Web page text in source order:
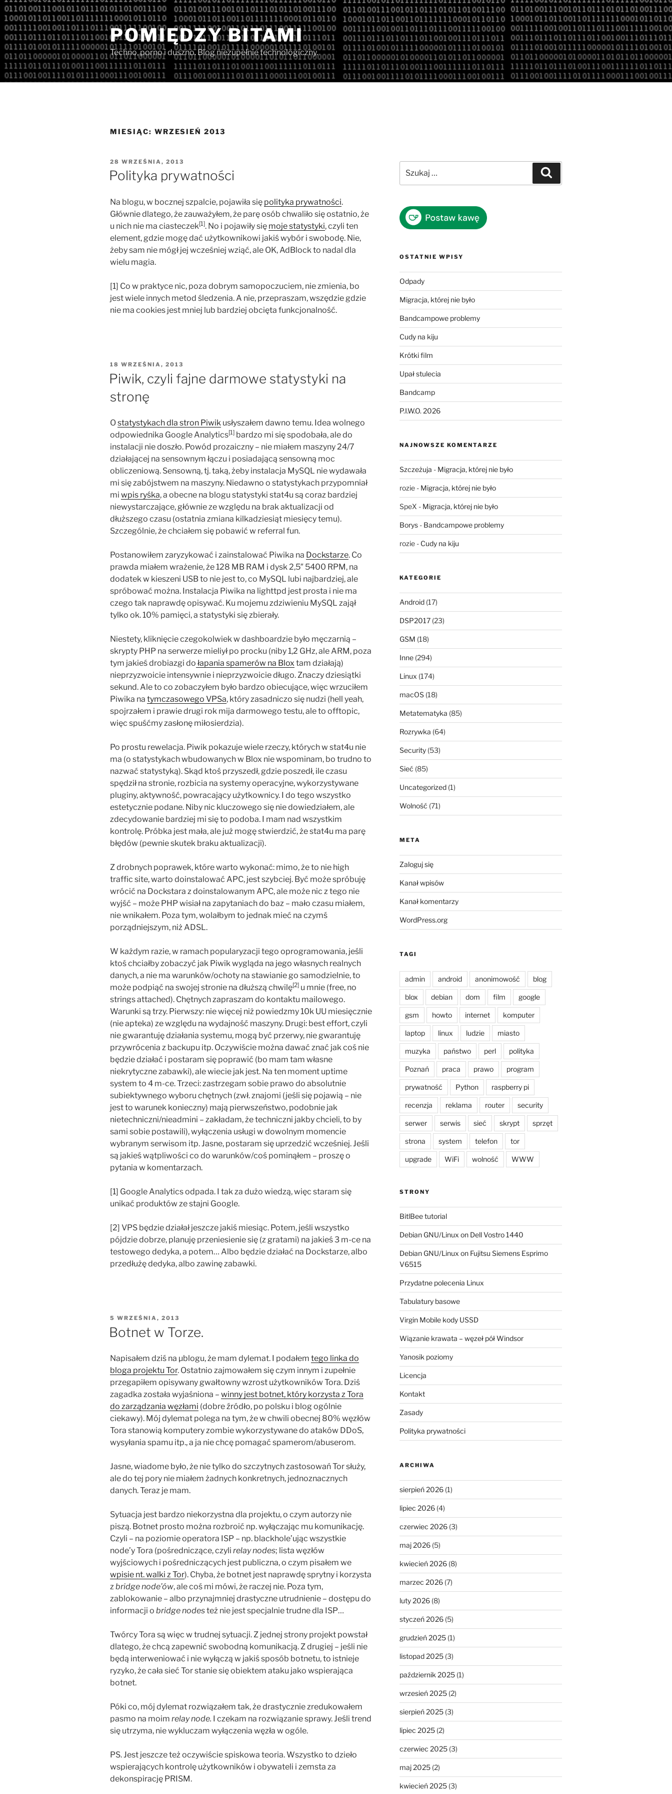
Przejdź
do
treści
POMIĘDZY BITAMI
Techno, porno i duszno. Blog niezupełnie technologiczny.
MIESIĄC: WRZESIEŃ 2013
OPUBLIKOWANE
W
28 WRZEŚNIA, 2013
Polityka prywatności
Na blogu, w bocznej szpalcie, pojawiła się polityka prywatności.
Głównie dlatego, że zauważyłem, że parę osób chwaliło się ostatnio, że
u nich nie ma ciasteczek[1]. No i pojawiły się moje statystyki, czyli ten
element, gdzie mogę dać użytkownikowi jakiś wybór i swobodę. Nie,
żeby sam nie mógł jej wcześniej wziąć, ale OK, AdBlock to nadal dla
wielu magia.
[1] Co w praktyce nic, poza dobrym samopoczuciem, nie zmienia, bo
jest wiele innych metod śledzenia. A nie, przepraszam, wszędzie gdzie
nie ma cookies jest mniej lub bardziej obcięta funkcjonalność.
OPUBLIKOWANE
18 WRZEŚNIA, 2013
Piwik, czyli fajne darmowe statystyki na
stronę
Ostatystykach dla stron Piwik usłyszałem dawno temu. Idea wolnego
odpowiednika Google Analytics[1] bardzo mi się spodobała, ale do
instalacji nie doszło. Powód prozaiczny – nie miałem maszyny 24/7
działającej na sensownym łączu i posiadającą sensowną moc
obliczeniową. Sensowną, tj. taką, żeby instalacja MySQL nie wydawała
mi się zabójstwem na maszyny. Niedawno o statystykach przypomniał
mi wpis ryśka, a obecne na blogu statystyki stat4u są coraz bardziej
niewystarczające, głównie ze względu na brak aktualizacji od
dłuższego czasu (ostatnia zmiana kilkadziesiąt miesięcy temu).
Szczególnie, że chciałem się pobawić w referral fun.
Postanowiłem zaryzykować i zainstalować Piwika na Dockstarze. Co
prawda miałem wrażenie, że 128 MB RAM i dysk 2,5″ 5400 RPM, na
dodatek w kieszeni USB to nie jest to, co MySQL lubi najbardziej, ale
spróbować można. Instalacja Piwika na lighttpd jest prosta i nie ma
czego tak naprawdę opisywać. Ku mojemu zdziwieniu MySQL zajął
tylko ok. 10% pamięci, a statystyki się zbierały.
Niestety, kliknięcie czegokolwiek w dashboardzie było męczarnią –
skrypty PHP na serwerze mieliył po procku (niby 1,2 GHz, ale ARM, poza
tym jakieś drobiazgi do łapania spamerów na Blox tam działają)
nieprzyzwoicie intensywnie i nieprzyzwoicie długo. Znaczy dziesiątki
sekund. Ale to co zobaczyłem było bardzo obiecujące, więc wrzuciłem
Piwika na tymczasowego VPSa, który zasadniczo się nudzi (hell yeah,
spojrzałem i prawie drugi rok mija darmowego testu, ale to offtopic,
więc spuśćmy zasłonę miłosierdzia).
Po prostu rewelacja. Piwik pokazuje wiele rzeczy, których w stat4u nie
ma (o statystykach wbudowanych w Blox nie wspominam, bo trudno to
nazwać statystyką). Skąd ktoś przyszedł, gdzie poszedł, ile czasu
spędził na stronie, rozbicia na systemy operacyjne, wykorzystywane
pluginy, aktywność, powracający użytkownicy. I do tego wszystko
estetycznie podane. Niby nic kluczowego się nie dowiedziałem, ale
zdecydowanie bardziej mi się to podoba. I mam nad wszystkim
kontrolę. Próbka jest mała, ale już mogę stwierdzić, że stat4u ma parę
błędów (pewnie skutek braku aktualizacji).
Z drobnych poprawek, które warto wykonać: mimo, że to nie high
traffic site, warto doinstalować APC, jest szybciej. Być może spróbuję
wrócić na Dockstara z doinstalowanym APC, ale może nic z tego nie
wyjść – może PHP wisiał na zapytaniach do baz – mało czasu miałem,
nie wnikałem. Poza tym, wolałbym to jednak mieć na czymś
porządniejszym, niż ADSL.
W każdym razie, w ramach popularyzacji tego oprogramowania, jeśli
ktoś chciałby zobaczyć jak Piwik wygląda na jego własnych realnych
danych, a nie ma warunków/ochoty na stawianie go samodzielnie, to
może podpiąć na swojej stronie na dłuższą chwilę[2] u mnie (free, no
strings attached). Chętnych zapraszam do kontaktu mailowego.
Warunki są trzy. Pierwszy: nie więcej niż powiedzmy 10k UU miesięcznie
(nie apteka) ze względu na wydajność maszyny. Drugi: best effort, czyli
nie gwarantuję działania systemu, mogą być przerwy, nie gwarantuję
przywrócenia z backupu itp. Oczywiście można dawać znać jak coś nie
będzie działać i postaram się poprawić (bo mam tam własne
niekrytyczne zabawki), ale wiecie jak jest. Na ten moment uptime
system to 4 m-ce. Trzeci: zastrzegam sobie prawo do absolutnie
subiektywnego wyboru chętnych (zwł. znajomi (jeśli się pojawią – nie
jest to warunek konieczny) mają pierwszeństwo, podobnie jak
nietechniczni/nieadmini – zakładam, że techniczni jakby chcieli, to by
sami sobie postawili), wyłączenia usługi w dowolnym momencie
wybranym serwisom itp. Jasne, postaram się uprzedzić wcześniej. Jeśli
są jakieś wątpliwości co do warunków/coś pominąłem – proszę o
pytania w komentarzach.
[1] Google Analytics odpada. I tak za dużo wiedzą, więc staram się
unikać produktów ze stajni Google.
[2] VPS będzie działał jeszcze jakiś miesiąc. Potem, jeśli wszystko
pójdzie dobrze, planuję przeniesienie się (z gratami) na jakieś 3 m-ce na
testowego dedyka, a potem… Albo będzie działać na Dockstarze, albo
przedłużę dedyka, albo zawinę zabawki.
OPUBLIKOWANE
W
5 WRZEŚNIA, 2013
Botnet w Torze.
Napisałem dziś na µblogu, że mam dylemat. I podałem tego linka do
bloga projektu Tor. Ostatnio zajmowałem się czym innym i zupełnie
przegapiłem opisywany gwałtowny wzrost użytkowników Tora. Dziś
zagadka została wyjaśniona – winny jest botnet, który korzysta z Tora
do zarządzania węzłami (dobre źródło, po polsku i blog ogólnie
ciekawy). Mój dylemat polega na tym, że w chwili obecnej 80% węzłów
Tora stanowią komputery zombie wykorzystywane do ataków DDoS,
wysyłania spamu itp., a ja nie chcę pomagać spamerom/abuserom.
Jasne, wiadome było, że nie tylko do szczytnych zastosowań Tor służy,
ale do tej pory nie miałem żadnych konkretnych, jednoznacznych
danych. Teraz je mam.
Sytuacja jest bardzo niekorzystna dla projektu, o czym autorzy nie
piszą. Botnet prosto można rozbroić np. wyłączając mu komunikację.
Czyli – na poziomie operatora ISP – np. blackhole’ując wszystkie
node’y Tora (pośredniczące, czyli relay nodes; lista węzłów
wyjściowych i pośredniczących jest publiczna, o czym pisałem we
wpisie nt. walki z Tor). Chyba, że botnet jest naprawdę sprytny i korzysta
zbridge node’ów, ale coś mi mówi, że raczej nie. Poza tym,
zablokowanie – albo przynajmniej drastyczne utrudnienie – dostępu do
informacji o bridge nodesteż nie jest specjalnie trudne dla ISP…
Twórcy Tora są więc w trudnej sytuacji. Z jednej strony projekt powstał
dlatego, że chcą zapewnić swobodną komunikacją. Z drugiej – jeśli nie
będą interweniować i nie wyłączą w jakiś sposób botnetu, to istnieje
ryzyko, że cała sieć Tor stanie się obiektem ataku jako wspierająca
botnet.
Póki co, mój dylemat rozwiązałem tak, że drastycznie zredukowałem
pasmo na moim relay node. I czekam na rozwiązanie sprawy. Jeśli trend
się utrzyma, nie wykluczam wyłączenia węzła w ogóle.
PS. Jest jeszcze też oczywiście spiskowa teoria. Wszystko to dzieło
wspierających kontrolę użytkowników i obywateli i zemsta za
dekonspirację PRISM.
OSTATNIE WPISY
Odpady
Migracja, której nie było
Bandcampowe problemy
Cudy na kiju
Krótki film
Upał stulecia
Bandcamp
P.I.W.O. 2026
NAJNOWSZE KOMENTARZE
Szczeżuja - Migracja, której nie było
rozie- Migracja, której nie było
SpeX - Migracja, której nie było
Borys- Bandcampowe problemy
rozie- Cudy na kiju
KATEGORIE
Android(17)
DSP2017(23)
GSM (18)
Inne(294)
Linux (174)
macOS(18)
Metatematyka (85)
Rozrywka (64)
Security(53)
Sieć (85)
Uncategorized(1)
Wolność (71)
META
Zaloguj się
Kanał wpisów
Kanał komentarzy
WordPress.org
TAGI
admin android anonimowość blog
blox debian dom film google
gsm howto internet komputer
laptop linux ludzie miasto
muzyka państwo perl polityka
Poznań praca prawo program
prywatność Python raspberry pi
recenzja reklama router security
serwer serwis sieć skrypt sprzęt
strona system telefon tor
upgrade WiFi wolność WWW
STRONY
BitlBee tutorial
Debian GNU/Linux on Dell Vostro 1440
Debian GNU/Linux on Fujitsu Siemens Esprimo
V6515
Przydatne polecenia Linux
Tabulatury basowe
Virgin Mobile kody USSD
Wiązanie krawata – węzeł pół Windsor
Yanosik poziomy
Licencja
Kontakt
Zasady
Polityka prywatności
ARCHIWA
sierpień 2026(1)
lipiec 2026(4)
czerwiec 2026(3)
maj 2026(5)
kwiecień 2026(8)
marzec 2026(7)
luty 2026(8)
styczeń 2026(5)
grudzień 2025(1)
listopad 2025(3)
październik 2025(1)
wrzesień 2025(2)
sierpień 2025(3)
lipiec 2025(2)
czerwiec 2025(3)
maj 2025(2)
kwiecień 2025(3)